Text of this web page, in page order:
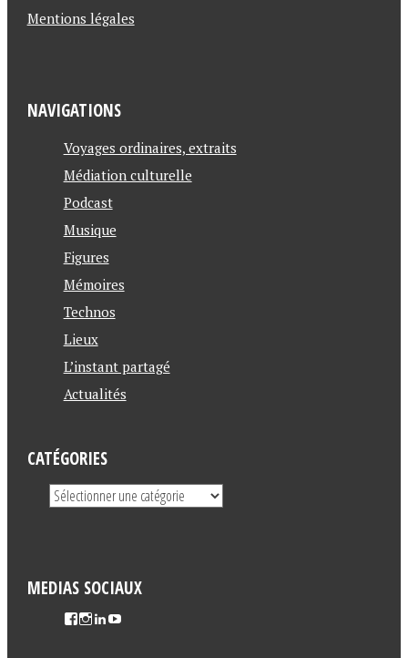
Mentions légales
NAVIGATIONS
Voyages ordinaires, extraits
Médiation culturelle
Podcast
Musique
Figures
Mémoires
Technos
Lieux
L’instant partagé
Actualités
CATÉGORIES
MEDIAS SOCIAUX